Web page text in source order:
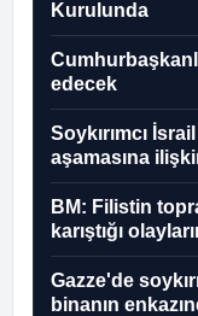
Kurulunda
edecek
Soykırımcı
aşamasına
BM: Filistin
karıştığı
Gazze'de
binanın